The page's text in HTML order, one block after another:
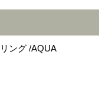
ング /AQUA